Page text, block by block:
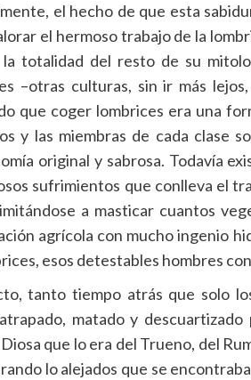
el hecho de que esta
el hermoso trabajo de la
totalidad del resto de su
–otras culturas, sin ir más
que coger lombrices era una
y las miembras de cada clase
original y sabrosa. Todavía
sufrimientos que conlleva el
a masticar cuantos
agrícola con mucho ingenio
esos detestables hombres
tanto tiempo atrás que solo
matado y
que lo era del Trueno, del
lo alejados que se